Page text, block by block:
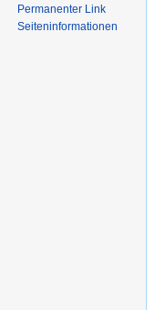
Permanenter Link
Seiten­informationen